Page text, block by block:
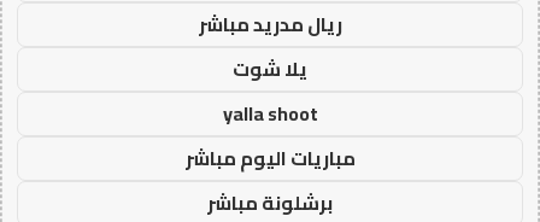
ريال مدريد مباشر
يلا شوت
yalla shoot
مباريات اليوم مباشر
برشلونة مباشر